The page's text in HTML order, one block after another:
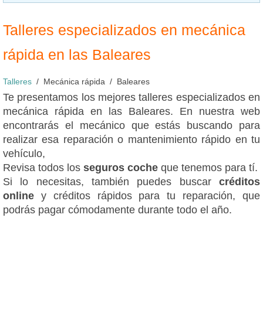
Talleres especializados en mecánica
rápida en las Baleares
Talleres Mecánica rápida Baleares
Te presentamos los mejores talleres especializados en
mecánica rápida en las Baleares. En nuestra web
encontrarás el mecánico que estás buscando para
realizar esa reparación o mantenimiento rápido en tu
vehículo,
Revisa todos los seguros coche que tenemos para tí.
Si lo necesitas, también puedes buscar créditos
online y créditos rápidos para tu reparación, que
podrás pagar cómodamente durante todo el año.